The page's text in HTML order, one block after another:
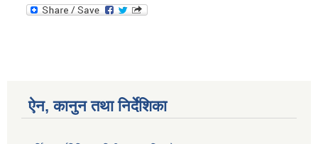
ऐन, कानुन तथा निर्देशिका